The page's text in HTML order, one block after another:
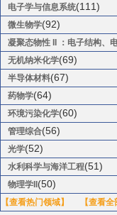
电子学与信息系统(111)
微生物学(92)
凝聚态物性 II ：电子结构、
无机纳米化学(69)
半导体材料(67)
药物学(64)
环境污染化学(60)
管理综合(56)
光学(52)
水利科学与海洋工程(51)
物理学II (50)
【查看热门领域】 【查看全